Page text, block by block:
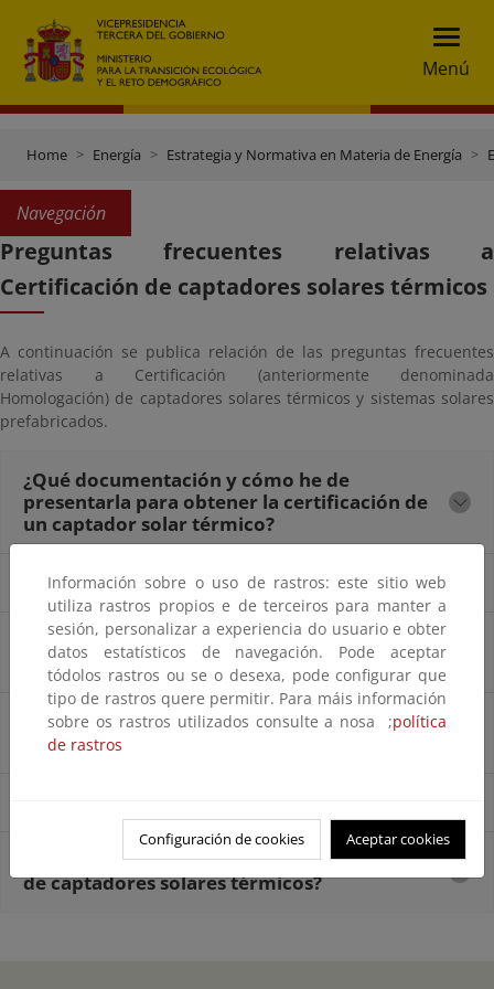
Menú
Home Energía Estrategia y Normativa en Materia de Energía
Navegación
Preguntas frecuentes relativas a
Certificación de captadores solares térmicos
A continuación se publica relación de las preguntas frecuentes
relativas a Certificación (anteriormente denominada
Homologación) de captadores solares térmicos y sistemas solares
prefabricados.
¿Qué documentación y cómo he de
presentarla para obtener la certificación de
un captador solar térmico?
¿Se deben presentar originales?
¿En qué idioma se puede presentar el informe
del ensayo?
¿Qué laboratorios son aceptados para
realizar los ensayos?
¿Qué legislación es aplicable a la certificación
de captadores solares térmicos?
Información sobre o uso de rastros: este sitio web
utiliza rastros propios e de terceiros para manter a
sesión, personalizar a experiencia do usuario e obter
datos estatísticos de navegación. Pode aceptar
tódolos rastros ou se o desexa, pode configurar que
tipo de rastros quere permitir. Para máis información
sobre os rastros utilizados consulte a nosa ;política
de rastros
Configuración de cookies Aceptar cookies